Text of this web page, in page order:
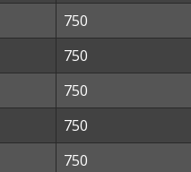
750
750
750
750
750